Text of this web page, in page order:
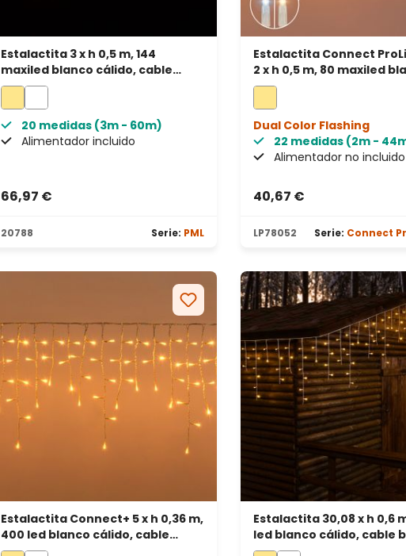
Estalactita 3 x h 0,5 m, 144
maxiled blanco cálido, cable
blanco, prolongable, IP67
20 medidas (3m - 60m)
Alimentador incluido
66,97 €
20788 Serie: PML
Estalactita Connect
2 x h 0,5 m, 80 maxiled
cálido, cable
Dual Color Flashing
22 medidas (2m -
Alimentador no incluido
40,67 €
LP78052 Serie: Connect
Estalactita Connect+ 5 x h 0,36 m,
400 led blanco cálido, cable
transparente, prolongable
Estalactita 30,08 x h 0,6
led blanco cálido, cable